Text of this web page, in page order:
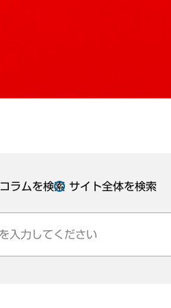
ラムを検索 サイト全体を検索